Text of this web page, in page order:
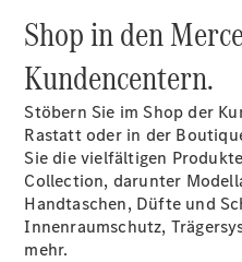
Kurzfristig
Angebote
V-Klasse
V-Klasse
Marco
Shop in den
Kundencentern.
Stöbern Sie im Shop der
Rastatt oder in der
Sie die vielfältigen
Collection, darunter
Handtaschen, Düfte und
Innenraumschutz,
mehr.